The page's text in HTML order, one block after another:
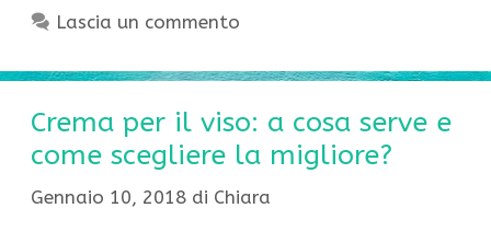
Lascia un commento
Crema per il viso: a cosa serve e
come scegliere la migliore?
Gennaio 10, 2018 di Chiara